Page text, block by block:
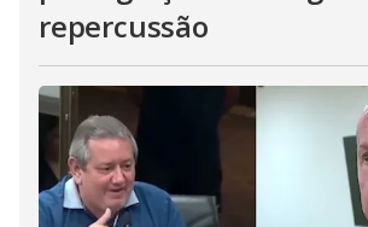
repercussão